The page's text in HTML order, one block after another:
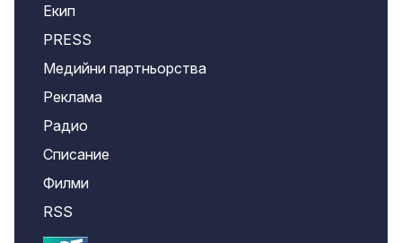
Екип
PRESS
Медийни партньорства
Реклама
Радио
Списание
Филми
RSS